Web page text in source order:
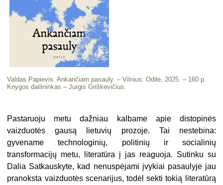
Valdas Papievis. Ankančiam pasauly. – Vilnius: Odilė, 2025. – 160 p.
Knygos dailininkas – Jurgis Griškevičius.
Pastaruoju metu dažniau kalbame apie distopinės
vaizduotės gausą lietuvių prozoje. Tai nestebina:
gyvename technologinių, politinių ir socialinių
transformacijų metu, literatūra į jas reaguoja. Sutinku su
Dalia Satkauskyte, kad nenuspėjami įvykiai pasaulyje jau
pranoksta vaizduotės scenarijus, todėl sekti tokią literatūrą